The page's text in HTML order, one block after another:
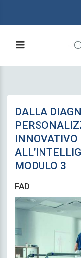
DALLA
INNOVATIVO
MODULO 3
FAD